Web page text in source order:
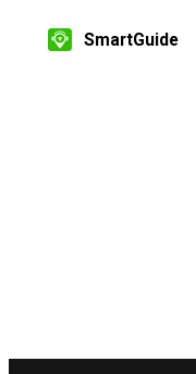
SmartGuide